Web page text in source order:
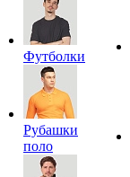
Футболки
Рубашки
поло